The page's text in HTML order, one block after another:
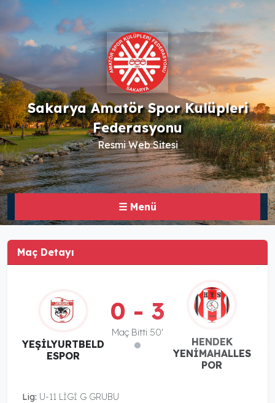
Sakarya Amatör Spor Kulüpleri
Federasyonu
Resmi Web Sitesi
☰ Menü
Maç Detayı
YEŞİLYURTBELD
ESPOR
0 - 3
Maç Bitti 50'
HENDEK
YENİMAHALLES
POR
Lig: U-11 LİGİ G GRUBU